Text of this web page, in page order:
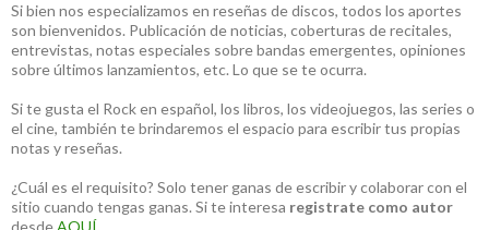
Si bien nos especializamos en reseñas de discos, todos los aportes
son bienvenidos. Publicación de noticias, coberturas de recitales,
entrevistas, notas especiales sobre bandas emergentes, opiniones
sobre últimos lanzamientos, etc. Lo que se te ocurra.
Si te gusta el Rock en español, los libros, los videojuegos, las series o
el cine, también te brindaremos el espacio para escribir tus propias
notas y reseñas.
¿Cuál es el requisito? Solo tener ganas de escribir y colaborar con el
sitio cuando tengas ganas. Si te interesa registrate como autor